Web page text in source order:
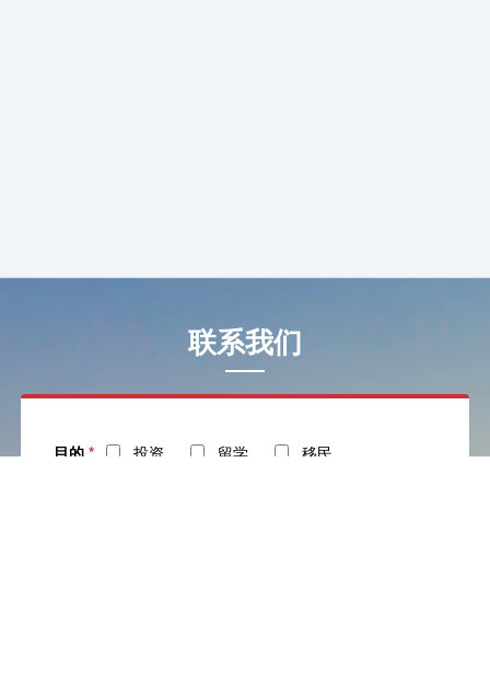
联系我们
目的 * 投资 留学
移民